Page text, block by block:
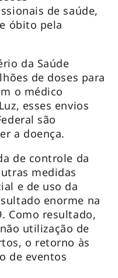
de saúde,
óbito pela
da Saúde
de doses para
o médico
esses envios
são
a doença.
de controle da
medidas
e de uso da
enorme na
Como resultado,
utilização de
o retorno às
de eventos